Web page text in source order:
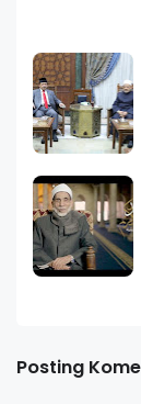
Posting